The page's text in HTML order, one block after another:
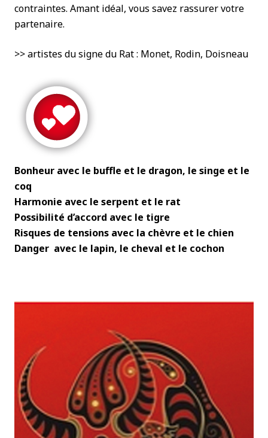
contraintes. Amant idéal, vous savez rassurer votre
partenaire.
>> artistes du signe du Rat : Monet, Rodin, Doisneau
Bonheur avec le buffle et le dragon, le singe et le
coq
Harmonie avec le serpent et le rat
Possibilité d’accord avec le tigre
Risques de tensions avec la chèvre et le chien
Danger avec le lapin, le cheval et le cochon